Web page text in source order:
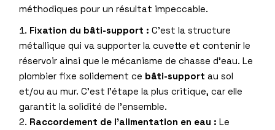
méthodiques pour un résultat impeccable.
Fixation du bâti-support : C’est la structure
métallique qui va supporter la cuvette et contenir le
réservoir ainsi que le mécanisme de chasse d’eau. Le
plombier fixe solidement ce bâti-support au sol
et/ou au mur. C’est l’étape la plus critique, car elle
garantit la solidité de l’ensemble.
Raccordement de l’alimentation en eau : Le